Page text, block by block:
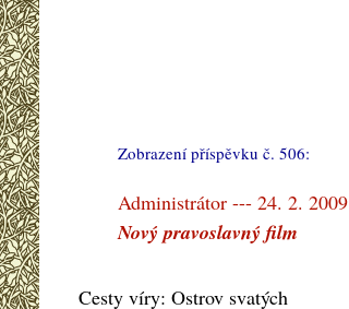
Zobrazení příspěvku č. 506:
Administrátor --- 24. 2. 2009
Nový pravoslavný film
Cesty víry: Ostrov svatých